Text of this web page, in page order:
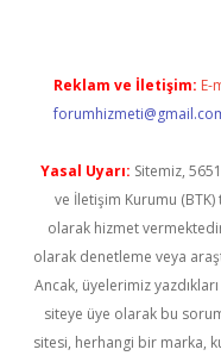
Reklam ve İletişim: E-
Yasal Uyarı: Sitemiz,
ve İletişim Kurumu (BTK)
olarak hizmet
olarak denetleme veya
Ancak, üyelerimiz
siteye üye olarak bu
sitesi, herhangi bir marka,